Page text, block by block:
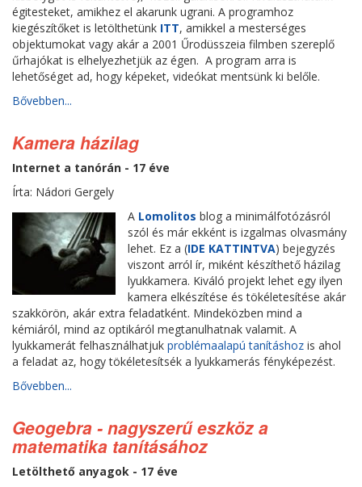
égitesteket, amikhez el akarunk ugrani. A programhoz
kiegészítőket is letölthetünk ITT, amikkel a mesterséges
objektumokat vagy akár a 2001 Űrodüsszeia filmben szereplő
űrhajókat is elhelyezhetjük az égen. A program arra is
lehetőséget ad, hogy képeket, videókat mentsünk ki belőle.
Bővebben...
Kamera házilag
Internet a tanórán - 17 éve
Írta: Nádori Gergely
A Lomolitos blog a minimálfotózásról
szól és már ekként is izgalmas olvasmány
lehet. Ez a (IDE KATTINTVA) bejegyzés
viszont arról ír, miként készíthető házilag
lyukkamera. Kiváló projekt lehet egy ilyen
kamera elkészítése és tökéletesítése akár
szakkörön, akár extra feladatként. Mindeközben mind a
kémiáról, mind az optikáról megtanulhatnak valamit. A
lyukkamerát felhasználhatjuk problémaalapú tanításhoz is ahol
a feladat az, hogy tökéletesítsék a lyukkamerás fényképezést.
Bővebben...
Geogebra - nagyszerű eszköz a
matematika tanításához
Letölthető anyagok - 17 éve